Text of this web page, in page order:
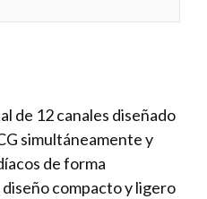
de 12 canales diseñado
simultáneamente y
de forma
compacto y ligero